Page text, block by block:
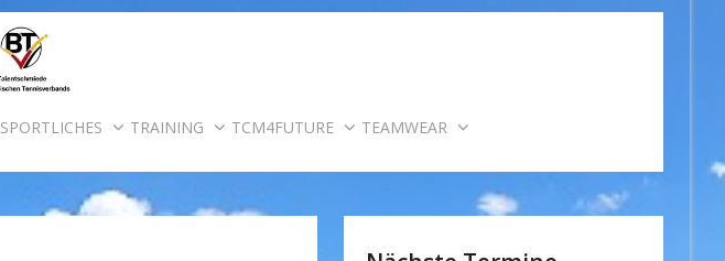
SPORTLICHES TRAINING TCM4FUTURE TEAMWEAR